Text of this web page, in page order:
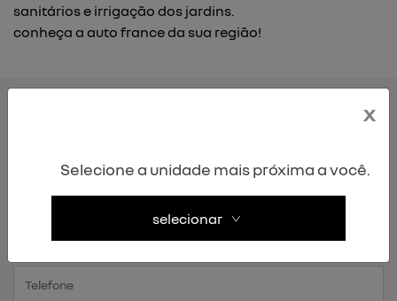
sanitários e irrigação dos jardins.
conheça a auto france da sua região!
formulário abaixo que entraremos em contato
rapidamente.
x
Selecione a unidade mais próxima a você.
selecionar